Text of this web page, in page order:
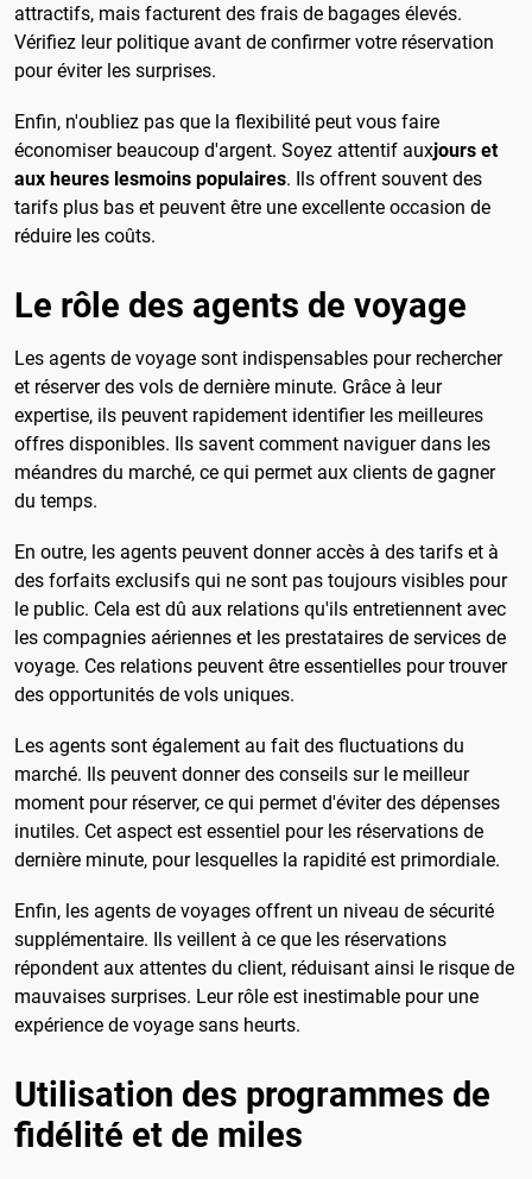
attractifs, mais facturent des frais de bagages élevés.
Vérifiez leur politique avant de confirmer votre réservation
pour éviter les surprises.
Enfin, n'oubliez pas que la flexibilité peut vous faire
économiser beaucoup d'argent. Soyez attentif auxjours et
aux heures lesmoins populaires. Ils offrent souvent des
tarifs plus bas et peuvent être une excellente occasion de
réduire les coûts.
Le rôle des agents de voyage
Les agents de voyage sont indispensables pour rechercher
et réserver des vols de dernière minute. Grâce à leur
expertise, ils peuvent rapidement identifier les meilleures
offres disponibles. Ils savent comment naviguer dans les
méandres du marché, ce qui permet aux clients de gagner
du temps.
En outre, les agents peuvent donner accès à des tarifs et à
des forfaits exclusifs qui ne sont pas toujours visibles pour
le public. Cela est dû aux relations qu'ils entretiennent avec
les compagnies aériennes et les prestataires de services de
voyage. Ces relations peuvent être essentielles pour trouver
des opportunités de vols uniques.
Les agents sont également au fait des fluctuations du
marché. Ils peuvent donner des conseils sur le meilleur
moment pour réserver, ce qui permet d'éviter des dépenses
inutiles. Cet aspect est essentiel pour les réservations de
dernière minute, pour lesquelles la rapidité est primordiale.
Enfin, les agents de voyages offrent un niveau de sécurité
supplémentaire. Ils veillent à ce que les réservations
répondent aux attentes du client, réduisant ainsi le risque de
mauvaises surprises. Leur rôle est inestimable pour une
expérience de voyage sans heurts.
Utilisation des programmes de
fidélité et de miles